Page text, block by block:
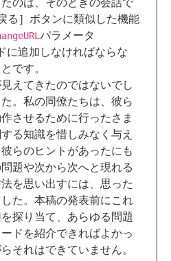
る］ボタンに類似した機能
パラメータ
に追加しなければならな
です。
えてきたのではないでし
。私の同僚たちは、彼ら
させるために行ったさま
る知識を惜しみなく与え
らのヒントがあったにも
題や次から次へと現れる
を思い出すには、思った
た。本稿の発表前にこれ
探り当て、あらゆる問題
ドを紹介できればよかっ
それはできていません。